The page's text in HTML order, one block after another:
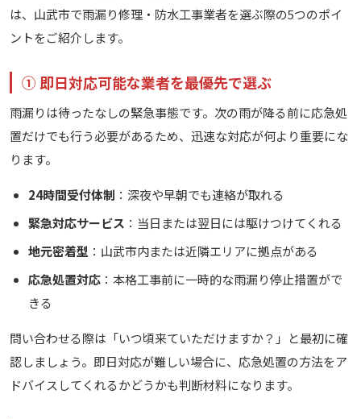
は、山武市で雨漏り修理・防水工事業者を選ぶ際の5つのポイ
ントをご紹介します。
① 即日対応可能な業者を最優先で選ぶ
雨漏りは待ったなしの緊急事態です。次の雨が降る前に応急処
置だけでも行う必要があるため、迅速な対応が何より重要にな
ります。
24時間受付体制 ：深夜や早朝でも連絡が取れる
緊急対応サービス ：当日または翌日には駆けつけてくれる
地元密着型 ：山武市内または近隣エリアに拠点がある
応急処置対応：本格工事前に一時的な雨漏り停止措置がで
きる
問い合わせる際は「いつ頃来ていただけますか？」と最初に確
認しましょう。即日対応が難しい場合に、応急処置の方法をア
ドバイスしてくれるかどうかも判断材料になります。